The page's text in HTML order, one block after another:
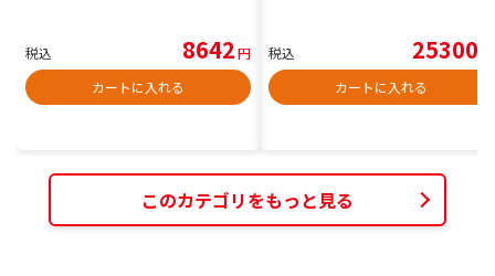
税込 8642円
カートに入れる
税込 25300
カートに入れる
このカテゴリをもっと見る